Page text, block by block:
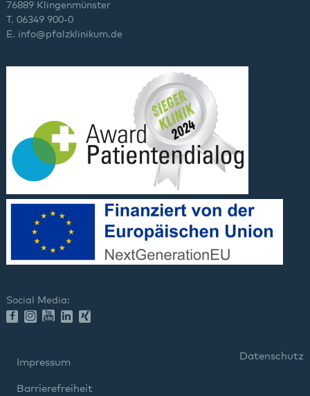
76889 Klingenmünster
T. 06349 900-0
E. info@pfalzklinikum.de
Social Media:
Impressum
Datenschutz
Barrierefreiheit